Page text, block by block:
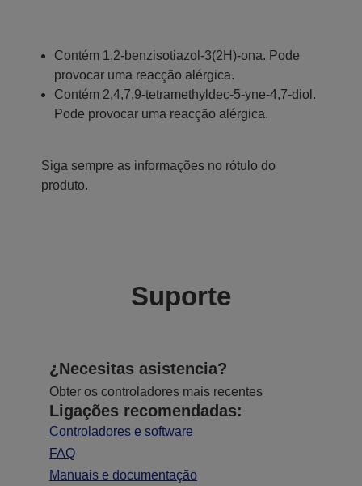
Contém 1,2-benzisotiazol-3(2H)-ona. Pode
provocar uma reacção alérgica.
Contém 2,4,7,9-tetramethyldec-5-yne-4,7-diol.
Pode provocar uma reacção alérgica.
Siga sempre as informações no rótulo do
produto.
Suporte
¿Necesitas asistencia?
Obter os controladores mais recentes
Ligações recomendadas:
Controladores e software
FAQ
Manuais e documentação